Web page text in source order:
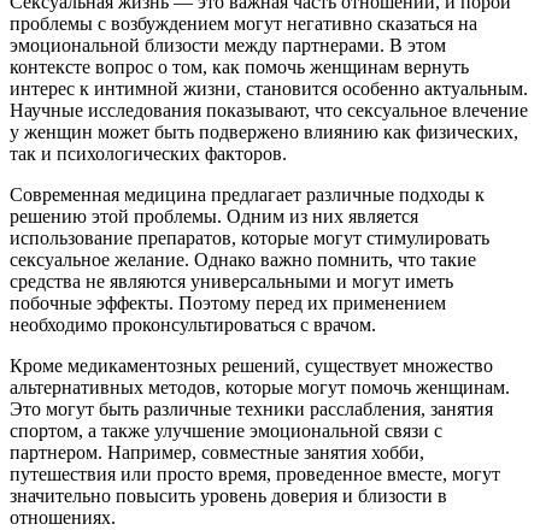
проблемы с возбуждением могут негативно сказаться на
эмоциональной близости между партнерами. В этом
контексте вопрос о том, как помочь женщинам вернуть
интерес к интимной жизни, становится особенно актуальным.
Научные исследования показывают, что сексуальное влечение
у женщин может быть подвержено влиянию как физических,
так и психологических факторов.
Современная медицина предлагает различные подходы к
решению этой проблемы. Одним из них является
использование препаратов, которые могут стимулировать
сексуальное желание. Однако важно помнить, что такие
средства не являются универсальными и могут иметь
побочные эффекты. Поэтому перед их применением
необходимо проконсультироваться с врачом.
Кроме медикаментозных решений, существует множество
альтернативных методов, которые могут помочь женщинам.
Это могут быть различные техники расслабления, занятия
спортом, а также улучшение эмоциональной связи с
партнером. Например, совместные занятия хобби,
путешествия или просто время, проведенное вместе, могут
значительно повысить уровень доверия и близости в
отношениях.